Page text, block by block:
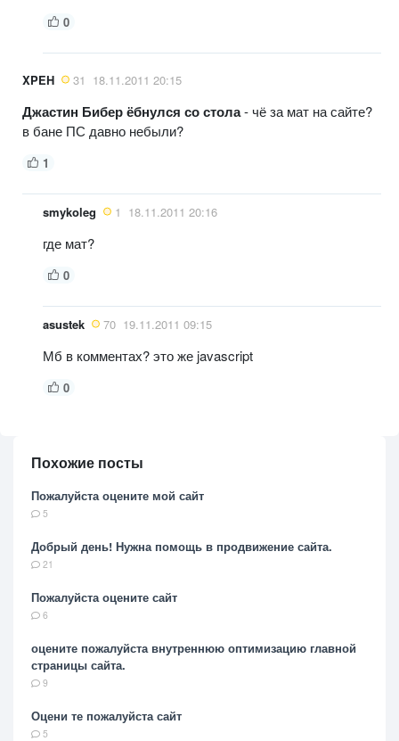
0
XPEH 31 18.11.2011 20:15
Джастин Бибер ёбнулся со стола- чё за мат на сайте?
в бане ПС давно небыли?
1
smykoleg 1 18.11.2011 20:16
где мат?
0
asustek 70 19.11.2011 09:15
Мб в комментах? это же javascript
0
Похожие посты
Пожалуйста оцените мой сайт
5
Добрый день! Нужна помощь в продвижение сайта.
21
Пожалуйста оцените сайт
6
оцените пожалуйста внутреннюю оптимизацию главной
страницы сайта.
9
Оцени те пожалуйста сайт
5